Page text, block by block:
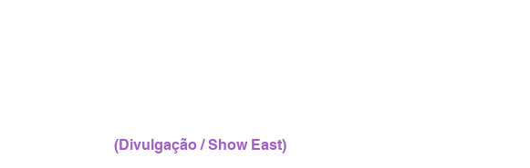
(Divulgação / Show East)